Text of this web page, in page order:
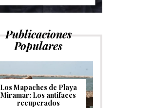
Publicaciones
Populares
Los Mapaches de Playa
Miramar: Los antifaces
recuperados